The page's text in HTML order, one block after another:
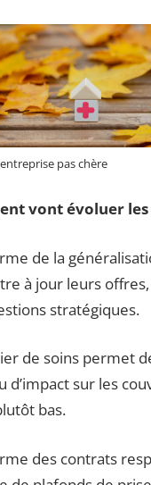
pas chère
vont évoluer
de la
à jour leurs
stratégiques.
de soins permet
d’impact sur les
bas.
des contrats